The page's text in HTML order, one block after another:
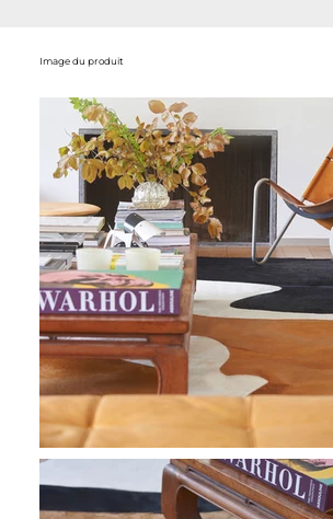
Image du produit